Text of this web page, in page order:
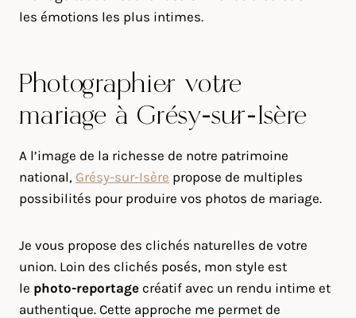
les émotions les plus intimes.
Photographier votre
mariage à Grésy-sur-Isère
A l’image de la richesse de notre patrimoine
national, Grésy-sur-Isère propose de multiples
possibilités pour produire vos photos de mariage.
Je vous propose des clichés naturelles de votre
union. Loin des clichés posés, mon style est
le photo-reportage créatif avec un rendu intime et
authentique. Cette approche me permet de